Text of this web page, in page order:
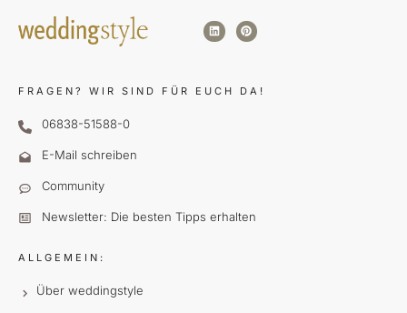
FRAGEN? WIR SIND FÜR EUCH DA!
06838-51588-0
E-Mail schreiben
Community
Newsletter: Die besten Tipps erhalten
ALLGEMEIN:
Über weddingstyle